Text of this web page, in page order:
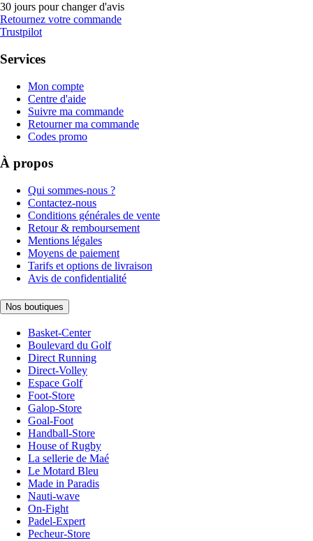
30 jours pour changer d'avis
Retournez votre commande
Trustpilot
Services
Mon compte
Centre d'aide
Suivre ma commande
Retourner ma commande
Codes promo
À propos
Qui sommes-nous ?
Contactez-nous
Conditions générales de vente
Retour & remboursement
Mentions légales
Moyens de paiement
Tarifs et options de livraison
Avis de confidentialité
Nos boutiques
Basket-Center
Boulevard du Golf
Direct Running
Direct-Volley
Espace Golf
Foot-Store
Galop-Store
Goal-Foot
Handball-Store
House of Rugby
La sellerie de Maé
Le Motard Bleu
Made in Paradis
Nauti-wave
On-Fight
Padel-Expert
Pecheur-Store